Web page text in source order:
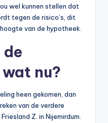
wel kunnen stellen dat
tegen de risico’s, dit
van de hypotheek.
nu?
heen gekomen, dan
van de verdere
Z. in Nijemirdum.